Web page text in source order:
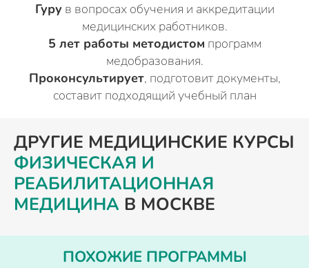
Гуру в вопросах обучения и аккредитации
медицинских работников.
5 лет работы методистом программ
медобразования.
Проконсультирует, подготовит документы,
составит подходящий учебный план
ДРУГИЕ МЕДИЦИНСКИЕ КУРСЫ
ФИЗИЧЕСКАЯ И
РЕАБИЛИТАЦИОННАЯ
МЕДИЦИНА В МОСКВЕ
ПОХОЖИЕ ПРОГРАММЫ